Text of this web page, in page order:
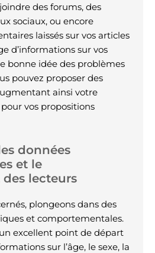
des forums, des
sociaux, ou encore
laissés sur vos articles
d’informations sur vos
bonne idée des problèmes
pouvez proposer des
ainsi votre
vos propositions
données
et le
lecteurs
plongeons dans des
et comportementales.
excellent point de départ
sur l’âge, le sexe, la